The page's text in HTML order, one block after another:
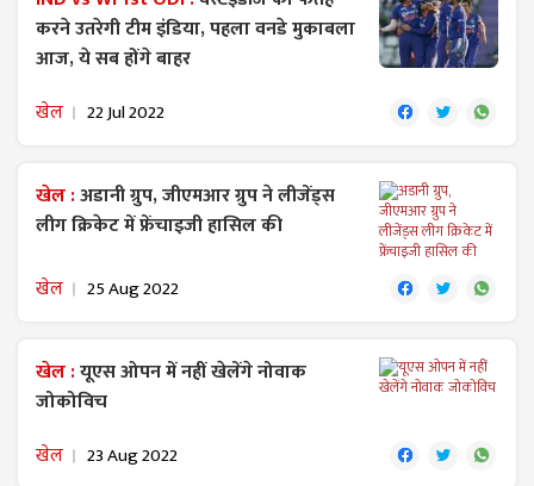
करने उतरेगी टीम इंडिया, पहला वनडे मुकाबला
आज, ये सब होंगे बाहर
खेल 22 Jul 2022
खेल :अडानी ग्रुप, जीएमआर ग्रुप ने लीजेंड्स
लीग क्रिकेट में फ्रेंचाइजी हासिल की
खेल 25 Aug 2022
खेल :यूएस ओपन में नहीं खेलेंगे नोवाक
जोकोविच
खेल 23 Aug 2022